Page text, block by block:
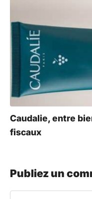
Caudalie, entre
fiscaux
Publiez un